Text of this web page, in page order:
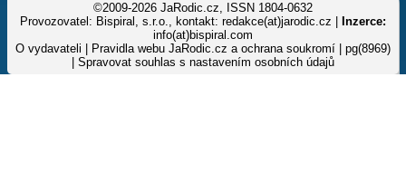
©2009-2026 JaRodic.cz, ISSN 1804-0632
Provozovatel: Bispiral, s.r.o., kontakt: redakce(at)jarodic.cz |
Inzerce:
info(at)bispiral.com
O vydavateli
Pravidla webu JaRodic.cz a ochrana soukromí | pg(8969)
Spravovat souhlas s nastavením osobních údajů